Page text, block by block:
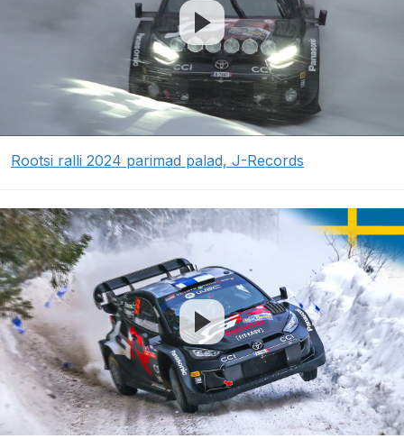
Rootsi ralli 2024 parimad palad, J-Records